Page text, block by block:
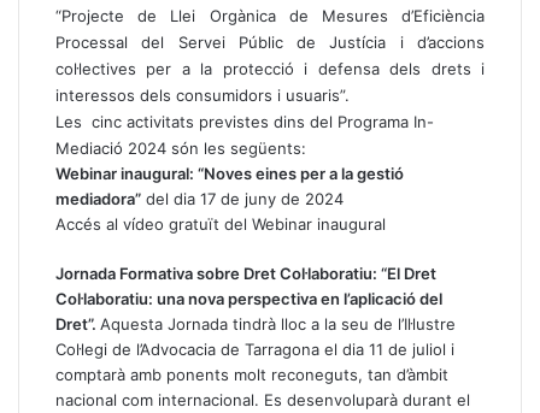
“Projecte de Llei Orgànica de Mesures d’Eficiència
Processal del Servei Públic de Justícia i d’accions
col·lectives per a la protecció i defensa dels drets i
interessos dels consumidors i usuaris”.
Les cinc activitats previstes dins del Programa In-
Mediació 2024 són les següents:
Webinar inaugural: “Noves eines per a la gestió
mediadora” del dia 17 de juny de 2024
Accés al vídeo gratuït del Webinar inaugural
Jornada Formativa sobre Dret Col·laboratiu: “El Dret
Col·laboratiu: una nova perspectiva en l’aplicació del
Dret”. Aquesta Jornada tindrà lloc a la seu de l’Il·lustre
Col·legi de l’Advocacia de Tarragona el dia 11 de juliol i
comptarà amb ponents molt reconeguts, tan d’àmbit
nacional com internacional. Es desenvoluparà durant el